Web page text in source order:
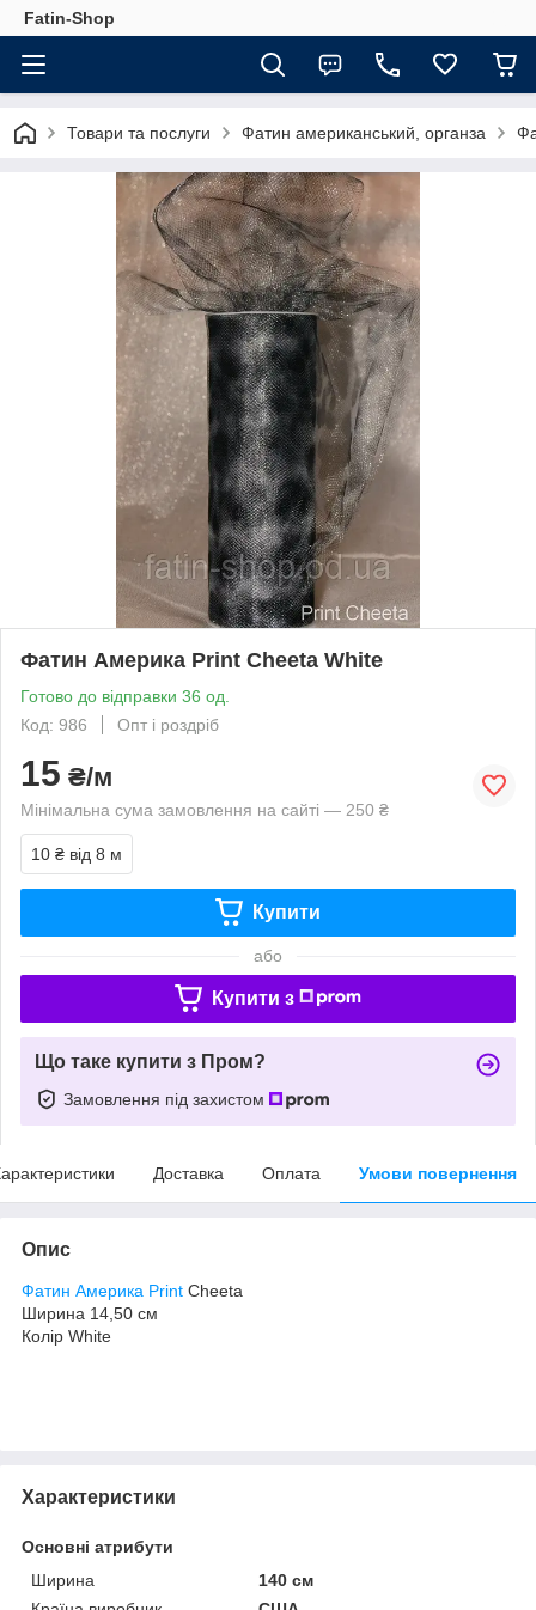
Fatin-Shop
Товари та послуги Фатин американський, органза
Фатин Америка Print Cheeta White
Готово до відправки 36 од.
Код: 986
Опт і роздріб
15 ₴/м
Мінімальна сума замовлення на сайті — 250 ₴
10 ₴ від 8 м
Купити
або
Купити з
Що таке купити з Пром?
Замовлення під захистом
Доставка Оплата Умови повернення
Опис
Фатин Америка Print Cheeta
Ширина 14,50 см
Колір White
Характеристики
Основні атрибути
Ширина
140 см